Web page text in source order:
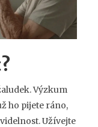
Výzkum
ho pijete ráno,
Užívejte